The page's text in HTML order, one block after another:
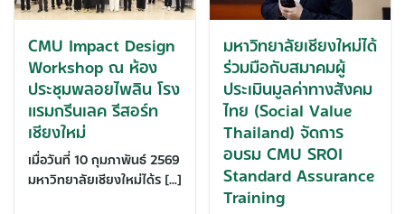
CMU Impact Design
Workshop ณ ห้อง
ประชุมพลอยไพลิน โรง
แรมกรีนเลค รีสอร์ท
เชียงใหม่
เมื่อวันที่ 10 กุมภาพันธ์ 2569
มหาวิทยาลัยเชียงใหม่ได้ร […]
มหาวิทยาลัยเชียงใหม่ได้
ร่วมมือกับสมาคมผู้
ประเมินมูลค่าทางสังคม
ไทย (Social Value
Thailand) จัดการ
อบรม CMU SROI
Standard Assurance
Training